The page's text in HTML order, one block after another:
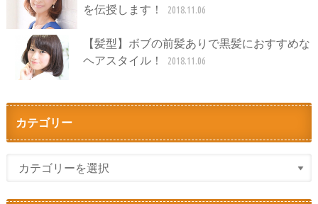
を伝授します！
2018.11.06
【髪型】ボブの前髪ありで黒髪におすすめな
ヘアスタイル！
2018.11.06
カテゴリー